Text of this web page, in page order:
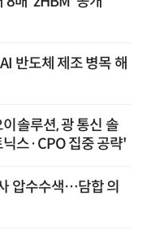
반도체 제조 병목 해
솔루션, 광 통신 솔
스·CPO 집중 공략'
압수수색…담합 의